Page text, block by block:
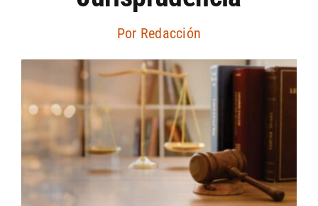
Artículos por autor
Artículos por sección
Por Redacción